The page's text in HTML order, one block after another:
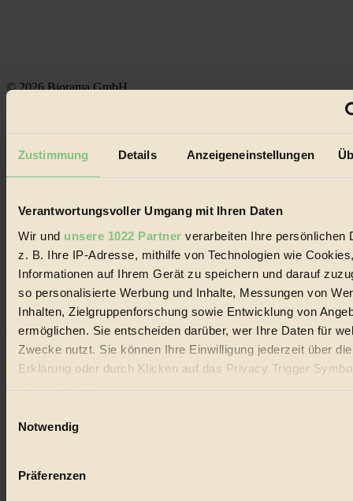
Zustimmung Details Anzeigeneinstellungen
Verantwortungsvoller Umgang mit Ihren Daten
Wir und unsere 1022 Partner verarbeiten Ihre persönlichen
z. B. Ihre IP-Adresse, mithilfe von Technologien wie
Informationen auf Ihrem Gerät zu speichern und darauf
so personalisierte Werbung und Inhalte, Messungen von
Inhalten, Zielgruppenforschung sowie Entwicklung von
ermöglichen. Sie entscheiden darüber, wer Ihre Daten für
Zwecke nutzt. Sie können Ihre Einwilligung jederzeit über
Erklärung oder durch Klicken auf das Privacy Trigger
oder widerrufen
Wenn Sie es erlauben, würden wir auch gerne:
Ihr Gerät durch aktives Scannen nach bestimmten
Notwendig
Präferenzen
© 2026 Biorama GmbH
Handels mit Bioprodukten, des Fair-Trade sowie der Branche
Social Media
22.601 Fans auf Facebook
3.415 Follower auf Twitter
Folge uns auf Instagram
Themen
Bio
Vegan